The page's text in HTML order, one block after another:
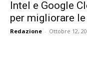
Intel e Google
per migliorare
Redazione - Ottobre 12,